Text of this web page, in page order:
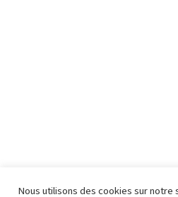
Nous utilisons des cookies sur notre